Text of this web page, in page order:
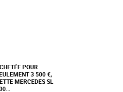
POUR
3 500 €,
MERCEDES SL